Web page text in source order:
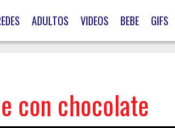
ADULTOS VIDEOS BEBE GIFS
con chocolate